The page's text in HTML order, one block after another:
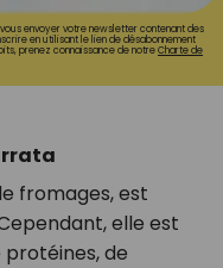
envoyer votre newsletter contenant des
en utilisant le lien de désabonnement
prenez connaissance de notreCharte de
fromages, est
elle est
de